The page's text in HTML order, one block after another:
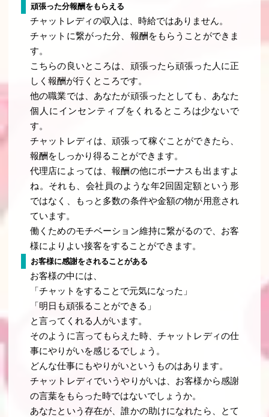
頑張った分報酬をもらえる
チャットレディの収入は、時給ではありません。
チャットに繋がった分、報酬をもらうことができま
す。
こちらの良いところは、頑張ったら頑張った人に正
しく報酬が行くところです。
他の職業では、あなたが頑張ったとしても、あなた
個人にインセンティブをくれるところは少ないで
す。
チャットレディは、頑張って稼ぐことができたら、
報酬をしっかり得ることができます。
代理店によっては、報酬の他にボーナスも出ますよ
ね。それも、会社員のような年2回固定額という形
ではなく、もっと多数の条件や金額の物が用意され
ています。
働くためのモチベーション維持に繋がるので、お客
様によりよい接客をすることができます。
お客様に感謝をされることがある
お客様の中には、
「チャットをすることで元気になった」
「明日も頑張ることができる」
と言ってくれる人がいます。
そのように言ってもらえた時、チャットレディの仕
事にやりがいを感じるでしょう。
どんな仕事にもやりがいというものはあります。
チャットレディでいうやりがいは、お客様から感謝
の言葉をもらった時ではないでしょうか。
あなたという存在が、誰かの助けになれたら、とて